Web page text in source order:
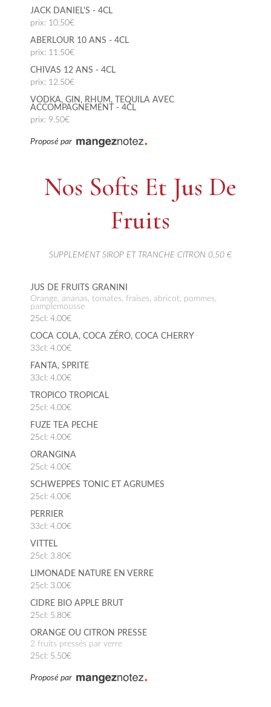
JACK DANIEL'S - 4CL
prix: 10.50€
ABERLOUR 10 ANS - 4CL
prix: 11.50€
CHIVAS 12 ANS - 4CL
prix: 12.50€
VODKA, GIN, RHUM, TEQUILA AVEC
ACCOMPAGNEMENT - 4CL
prix: 9.50€
Proposé par
Nos Softs Et Jus De
Fruits
SUPPLEMENT SIROP ET TRANCHE CITRON 0,50 €
JUS DE FRUITS GRANINI
Orange, ananas, tomates, fraises, abricot, pommes,
pamplemousse
25cl: 4.00€
COCA COLA, COCA ZÉRO, COCA CHERRY
33cl: 4.00€
FANTA, SPRITE
33cl: 4.00€
TROPICO TROPICAL
25cl: 4.00€
FUZE TEA PECHE
25cl: 4.00€
ORANGINA
25cl: 4.00€
SCHWEPPES TONIC ET AGRUMES
25cl: 4.00€
PERRIER
33cl: 4.00€
VITTEL
25cl: 3.80€
LIMONADE NATURE EN VERRE
25cl: 3.00€
CIDRE BIO APPLE BRUT
25cl: 5.80€
ORANGE OU CITRON PRESSE
2 fruits pressés par verre
25cl: 5.50€
Proposé par